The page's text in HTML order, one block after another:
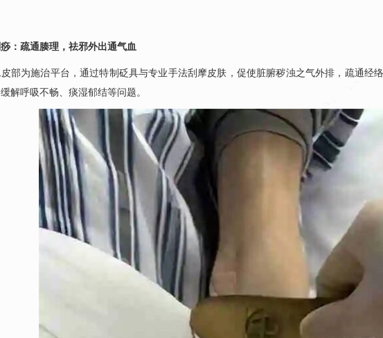
：疏通腠理，祛邪外出通气血
部为施治平台，通过特制砭具与专业手法刮摩皮肤，促使脏腑秽浊之气外排，疏通经
解呼吸不畅、痰湿郁结等问题。